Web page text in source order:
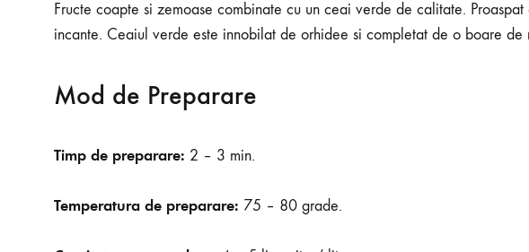
Fructe coapte si zemoase combinate cu un ceai verde de calitate.
incante. Ceaiul verde este innobilat de orhidee si completat de o boare de
Mod de Preparare
Timp de preparare: 2 – 3 min.
Temperatura de preparare: 75 – 80 grade.